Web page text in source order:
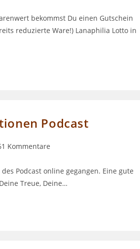
bekommst Du einen Gutschein
reduzierte Ware!) Lanaphilia Lotto in
Podcast
Kommentare
Podcast online gegangen. Eine gute
Treue, Deine…